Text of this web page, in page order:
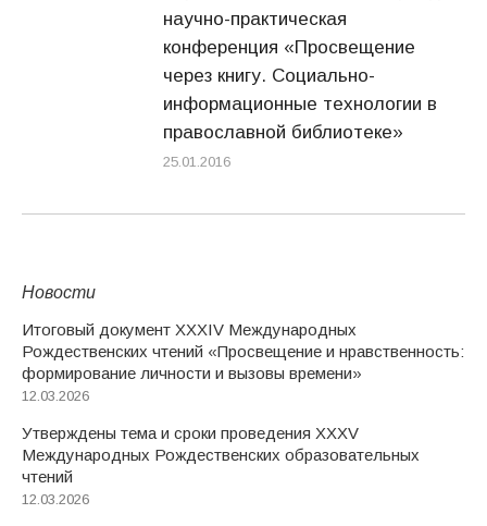
научно-практическая
конференция «Просвещение
через книгу. Социально-
информационные технологии в
православной библиотеке»
25.01.2016
Новости
Итоговый документ XXХIV Международных
Рождественских чтений «Просвещение и нравственность:
формирование личности и вызовы времени»
12.03.2026
Утверждены тема и сроки проведения XXXV
Международных Рождественских образовательных
чтений
12.03.2026